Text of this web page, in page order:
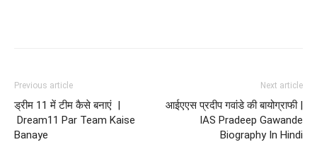
Previous article
ड्रीम 11 में टीम कैसे बनाएं |
Dream11 Par Team Kaise
Banaye
Next article
आईएएस प्रदीप गवांडे की बायोग्राफी |
IAS Pradeep Gawande
Biography In Hindi